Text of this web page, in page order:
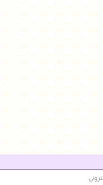
جنيه 60.45
أضف للسلة